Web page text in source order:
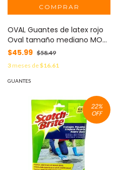
OVAL Guantes de latex rojo
Oval tamaño mediano MOD:
JA078
$45.99 $58.49
3meses de$16.61
GUANTES
22%
OFF